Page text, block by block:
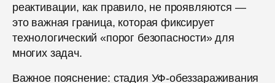
реактивации, как правило, не проявляются —
это важная граница, которая фиксирует
технологический «порог безопасности» для
многих задач.
Важное пояснение: стадия УФ-обеззараживания